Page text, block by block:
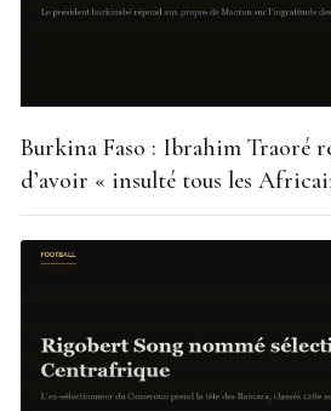
Burkina Faso : Ibrahim Traoré
d’avoir « insulté tous les